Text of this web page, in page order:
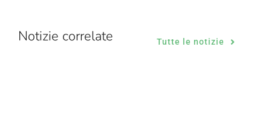
Notizie correlate Tutte le notizie